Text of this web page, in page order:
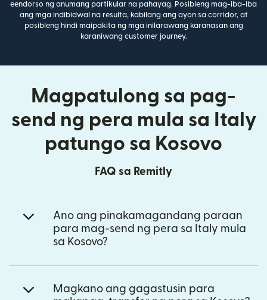
eendorso ng anumang partikular na pahayag. Posibleng mag-iba-iba
ang mga indibidwal na resulta, kabilang ang ayon sa corridor, at
posibleng hindi maipakita ng mga inilarawang karanasan ang
karaniwang customer journey.
Magpatulong sa pag-
send ng pera mula sa Italy
patungo sa Kosovo
FAQ sa Remitly
Ano ang pinakamagandang paraan
para mag-send ng pera sa Italy mula
sa Kosovo?
Magkano ang gagastusin para